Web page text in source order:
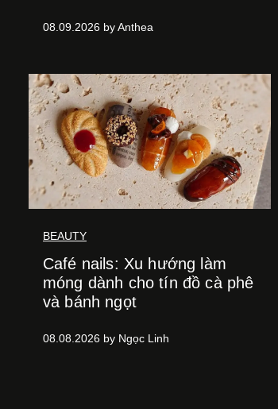
08.09.2026 by Anthea
BEAUTY
Café nails: Xu hướng làm
móng dành cho tín đồ cà phê
và bánh ngọt
08.08.2026 by Ngọc Linh